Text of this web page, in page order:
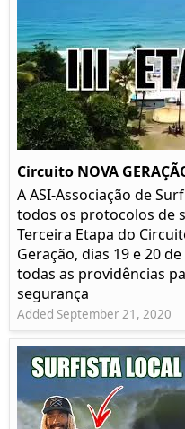
Circuito NOVA
A ASI-Associação de
todos os protocolos de
Terceira Etapa do
Geração, dias 19 e 20
todas as providências
segurança
Added September 21, 2020